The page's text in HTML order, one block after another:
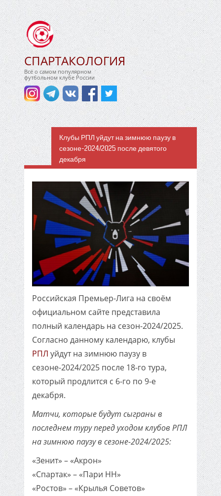
СПАРТАКОЛОГИЯ
Всё о самом популярном
футбольном клубе России
Клубы РПЛ уйдут на зимнюю паузу в
сезоне-2024/2025 после девятого
декабря
Российская Премьер-Лига на своём
официальном сайте представила
полный календарь на сезон-2024/2025.
Согласно данному календарю, клубы
РПЛ уйдут на зимнюю паузу в
сезоне-2024/2025 после 18-го тура,
который продлится с 6-го по 9-е
декабря.
Матчи, которые будут сыграны в
последнем туру перед уходом клубов РПЛ
на зимнюю паузу в сезоне-2024/2025:
«Зенит» – «Акрон»
«Спартак» – «Пари НН»
«Ростов» – «Крылья Советов»